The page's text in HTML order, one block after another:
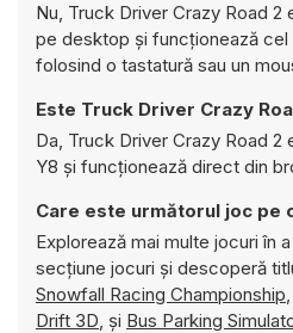
Nu, Truck Driver Crazy Road
pe desktop și funcționează cel
folosind o tastatură sau un
Este Truck Driver Crazy
Da, Truck Driver Crazy Road
Y8 și funcționează direct din
Care este următorul joc pe
Explorează mai multe jocuri în
secțiune jocuri și descoperă
Snowfall Racing Championship,
Drift 3D, și Bus Parking